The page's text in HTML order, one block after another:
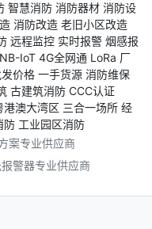
智慧消防 消防器材 消防设
消防改造 老旧小区改造
远程监控 实时报警 烟感报
NB-IoT 4G全网通 LoRa 厂
价格 一手货源 消防维保
古建筑消防 CCC认证
港澳大湾区 三合一场所 经
防 工业园区消防
案专业供应商
警器专业供应商